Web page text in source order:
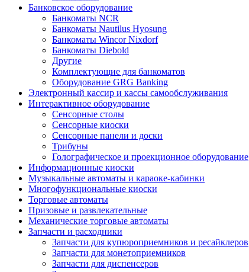
Банковское оборудование
Банкоматы NCR
Банкоматы Nautilus Hyosung
Банкоматы Wincor Nixdorf
Банкоматы Diebold
Другие
Комплектующие для банкоматов
Оборудование GRG Banking
Электронный кассир и кассы самообслуживания
Интерактивное оборудование
Сенсорные столы
Сенсорные киоски
Сенсорные панели и доски
Трибуны
Голографическое и проекционное оборудование
Информационные киоски
Музыкальные автоматы и караоке-кабинки
Многофункциональные киоски
Торговые автоматы
Призовые и развлекательные
Механические торговые автоматы
Запчасти и расходники
Запчасти для купюроприемников и ресайклеров
Запчасти для монетоприемников
Запчасти для диспенсеров